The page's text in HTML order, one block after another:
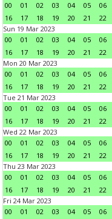
00
01 02 03 04 05 06
16
17 18 19 20 21 22
Sun 19 Mar 2023
00
01 02 03 04 05 06
16
17 18 19 20 21 22
Mon 20 Mar 2023
00
01 02 03 04 05 06
16
17 18 19 20 21 22
Tue 21 Mar 2023
00
01 02 03 04 05 06
16
17 18 19 20 21 22
Wed 22 Mar 2023
00
01 02 03 04 05 06
16
17 18 19 20 21 22
Thu 23 Mar 2023
00
01 02 03 04 05 06
16
17 18 19 20 21 22
Fri 24 Mar 2023
00
01 02 03 04 05 06